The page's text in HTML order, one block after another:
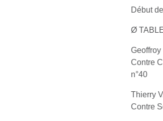
Début
Ø
Contre
n°40
Thierry
Contre